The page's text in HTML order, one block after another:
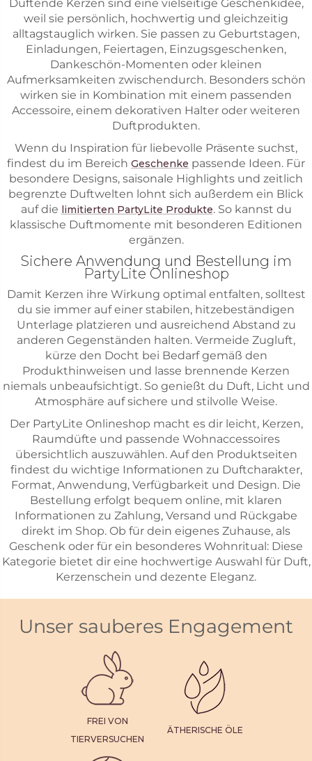
Duftende Kerzen sind eine vielseitige Geschenkidee,
weil sie persönlich, hochwertig und gleichzeitig
alltagstauglich wirken. Sie passen zu Geburtstagen,
Einladungen, Feiertagen, Einzugsgeschenken,
Dankeschön-Momenten oder kleinen
Aufmerksamkeiten zwischendurch. Besonders schön
wirken sie in Kombination mit einem passenden
Accessoire, einem dekorativen Halter oder weiteren
Duftprodukten.
Wenn du Inspiration für liebevolle Präsente suchst,
findest du im Bereich Geschenke passende Ideen. Für
besondere Designs, saisonale Highlights und zeitlich
begrenzte Duftwelten lohnt sich außerdem ein Blick
auf die limitierten PartyLite Produkte. So kannst du
klassische Duftmomente mit besonderen Editionen
ergänzen.
Sichere Anwendung und Bestellung im
PartyLite Onlineshop
Damit Kerzen ihre Wirkung optimal entfalten, solltest
du sie immer auf einer stabilen, hitzebeständigen
Unterlage platzieren und ausreichend Abstand zu
anderen Gegenständen halten. Vermeide Zugluft,
kürze den Docht bei Bedarf gemäß den
Produkthinweisen und lasse brennende Kerzen
niemals unbeaufsichtigt. So genießt du Duft, Licht und
Atmosphäre auf sichere und stilvolle Weise.
Der PartyLite Onlineshop macht es dir leicht, Kerzen,
Raumdüfte und passende Wohnaccessoires
übersichtlich auszuwählen. Auf den Produktseiten
findest du wichtige Informationen zu Duftcharakter,
Format, Anwendung, Verfügbarkeit und Design. Die
Bestellung erfolgt bequem online, mit klaren
Informationen zu Zahlung, Versand und Rückgabe
direkt im Shop. Ob für dein eigenes Zuhause, als
Geschenk oder für ein besonderes Wohnritual: Diese
Kategorie bietet dir eine hochwertige Auswahl für Duft,
Kerzenschein und dezente Eleganz.
Unser sauberes Engagement
FREI VON
TIERVERSUCHEN
ÄTHERISCHE ÖLE